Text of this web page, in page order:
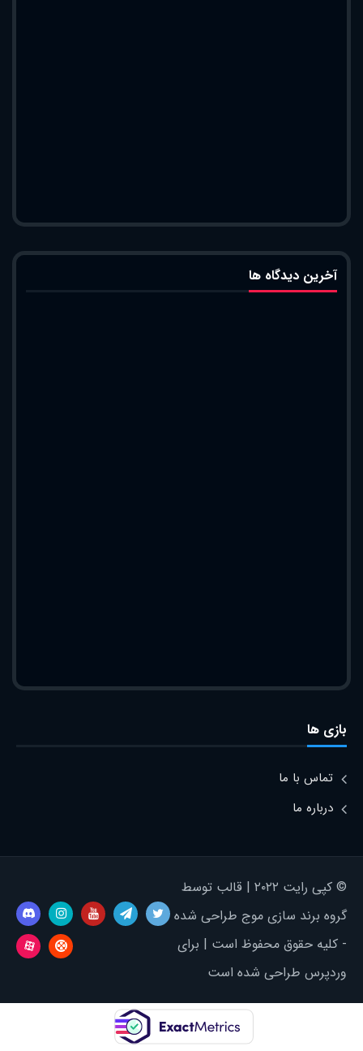
آخرین دیدگاه ها
بازی ها
تماس با ما
درباره ما
© کپی رایت ۲۰۲۲ | قالب توسط
گروه برند سازی موج طراحی شده
- کلیه حقوق محفوظ است | برای
وردپرس طراحی شده است